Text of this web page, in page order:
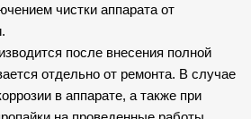
чистки аппарата от
после внесения полной
отдельно от ремонта. В случае
в аппарате, а также при